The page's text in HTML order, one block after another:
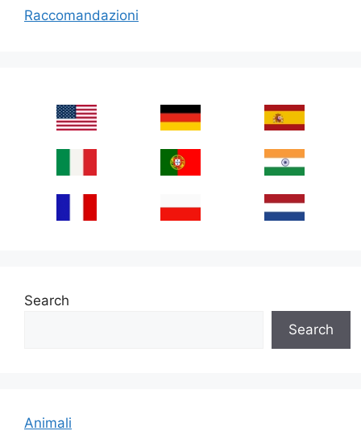
Raccomandazioni
Search
Search
Animali